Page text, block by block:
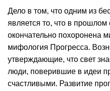
Дело в том, что одним из
является то, что в прошлом
окончательно похоронена
мифология Прогресса.
утверждающие, что свет
люди, поверившие в идеи
счастливыми. Развитие